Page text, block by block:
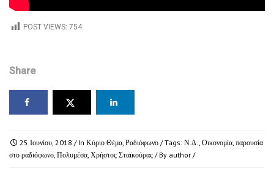
POST VIEWS: 754
Share
25 Ιουνίου, 2018 / In Κύριο Θέμα, Ραδιόφωνο / Tags: Ν.Δ., Οικονομία, παρουσία
στο ραδιόφωνο, Πολυμέσα, Χρήστος Σταϊκούρας / By author /